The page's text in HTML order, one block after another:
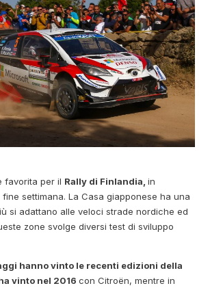
favorita per il Rally di Finlandia,in
settimana. La Casa giapponese ha una
si adattano alle veloci strade nordiche ed
zone svolge diversi test di sviluppo
hanno vinto le recenti edizioni della
vinto nel 2016con Citroën, mentre in